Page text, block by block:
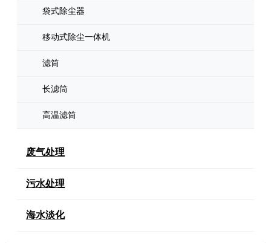
袋式除尘器
移动式除尘一体机
滤筒
长滤筒
高温滤筒
废气处理
污水处理
海水淡化